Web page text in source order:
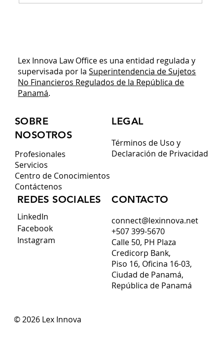
Lex Innova Law Office es una entidad regulada y
supervisada por la Superintendencia de Sujetos
No Financieros Regulados de la República de
Panamá.
SOBRE
NOSOTROS
Profesionales
Servicios
Centro de Conocimientos
Contáctenos
LEGAL
Términos de Uso y
Declaración de Privacidad
REDES SOCIALES
LinkedIn
Facebook
Instagram
CONTACTO
connect@lexinnova.net
+507 399-5670
Calle 50, PH Plaza
Credicorp Bank,
Piso 16, Oficina 16-03,
Ciudad de Panamá,
República de Panamá
© 2026 Lex Innova